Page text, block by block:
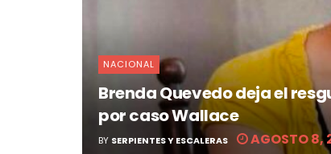
NACIONAL
Brenda Quevedo deja el
por caso Wallace
BY SERPIENTES Y ESCALERAS AGOSTO 8,